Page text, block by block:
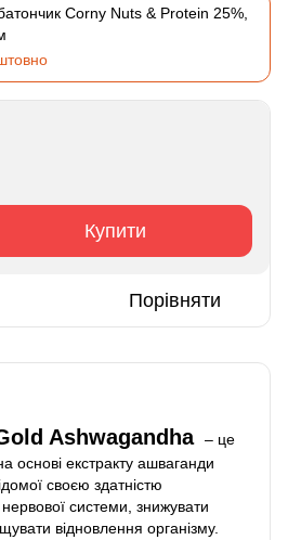
Corny Nuts & Protein 25%,
Купити
Порівняти
Ashwagandha – це
основі екстракту ашваганди
своєю здатністю
системи, знижувати
відновлення організму.